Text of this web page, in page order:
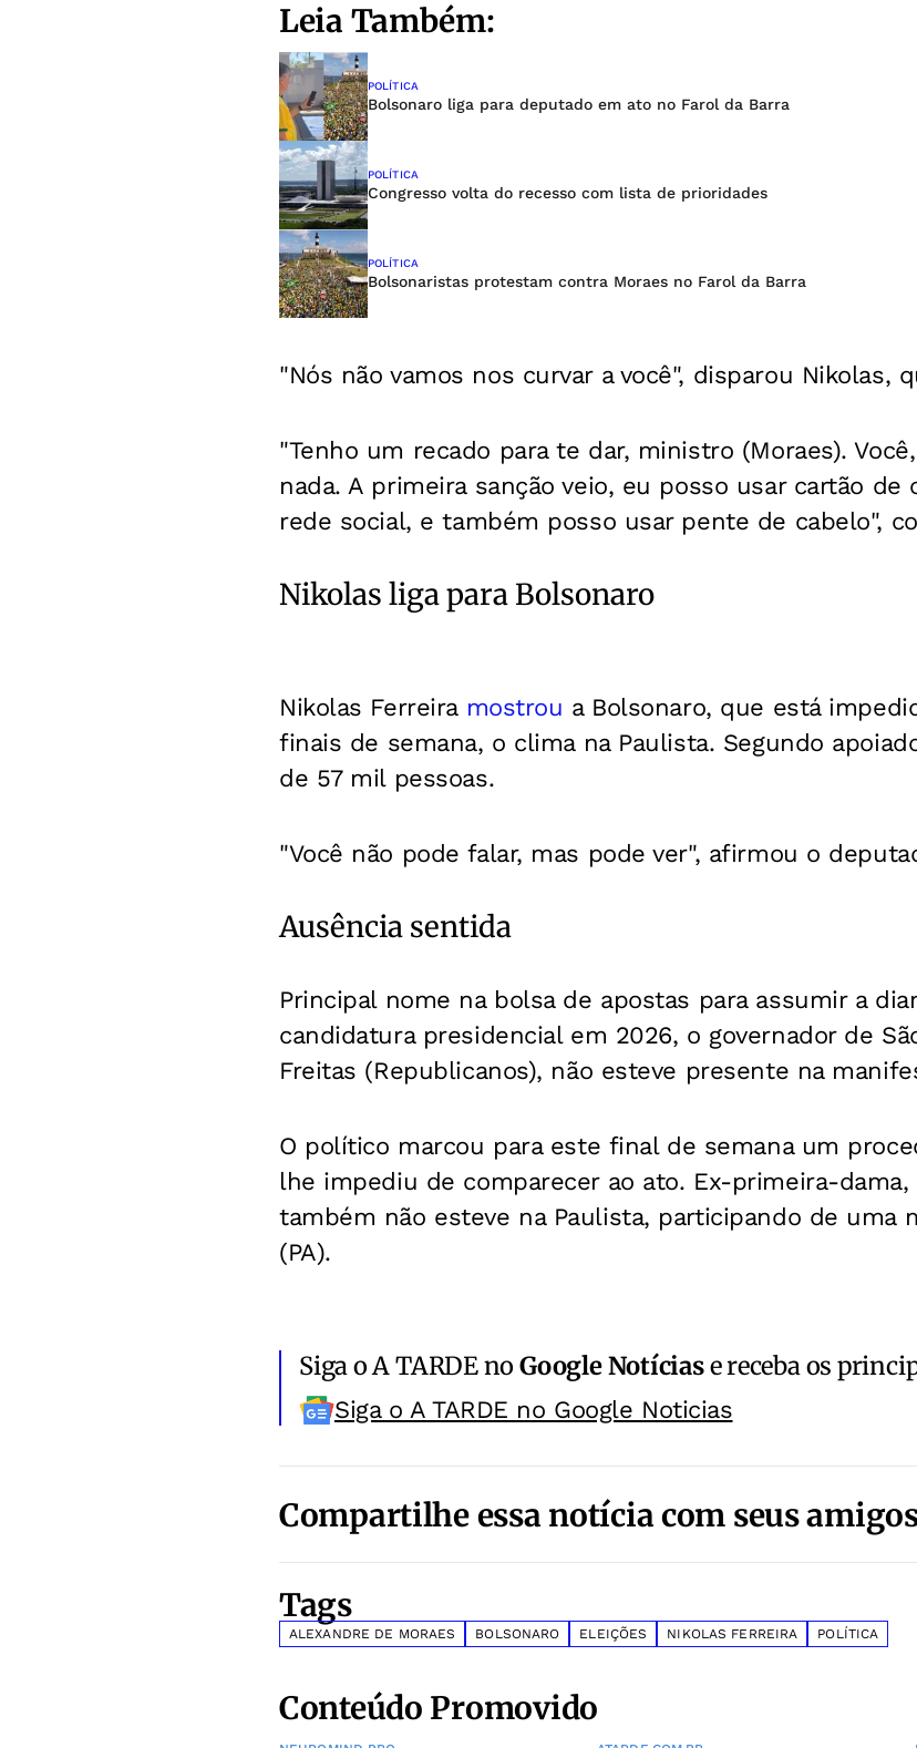
Leia Também:
POLÍTICA
Bolsonaro liga para deputado em ato no Farol da Barra
POLÍTICA
Congresso volta do recesso com lista de prioridades
POLÍTICA
Bolsonaristas protestam contra Moraes no Farol da Barra
"Nós não vamos nos curvar a você", disparou Nikolas,
"Tenho um recado para te dar, ministro (Moraes).
nada. A primeira sanção veio, eu posso usar cartão
rede social, e também posso usar pente de cabelo",
Nikolas liga para Bolsonaro
Nikolas Ferreira mostrou a Bolsonaro, que está
finais de semana, o clima na Paulista. Segundo
de 57 mil pessoas.
"Você não pode falar, mas pode ver", afirmou o
Ausência sentida
Principal nome na bolsa de apostas para assumir a
candidatura presidencial em 2026, o governador de
Freitas (Republicanos), não esteve presente na
O político marcou para este final de semana um
lhe impediu de comparecer ao ato. Ex-primeira-dama,
também não esteve na Paulista, participando de uma
(PA).
Siga o A TARDE noGoogle Notíciase receba os
Siga o A TARDE no Google Noticias
Compartilhe essa notícia com seus
Tags
ALEXANDRE DE MORAES BOLSONARO ELEIÇÕES NIKOLAS FERREIRA POLÍTICA